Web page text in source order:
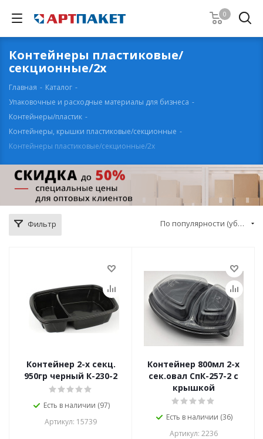
0
Контейнеры пластиковые/
секционные/2х
Главная - Каталог -
Упаковочные и расходные материалы для бизнеса -
Контейнеры/пластик -
Контейнеры, крышки пластиковые/секционные -
Контейнеры пластиковые/секционные/2х
Фильтр По популярности (убывание)
Контейнер 2-х секц.
950гр черный К-230-2
Есть в наличии (97)
Артикул: 15739
Контейнер 800мл 2-х
сек.овал СпК-257-2 с
крышкой
Есть в наличии (36)
Артикул: 2236